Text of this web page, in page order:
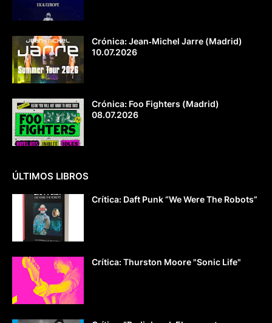
Crónica: Jean‐Michel Jarre (Madrid)
10.07.2026
Crónica: Foo Fighters (Madrid)
08.07.2026
ÚLTIMOS LIBROS
Crítica: Daft Punk “We Were The Robots”
Crítica: Thurston Moore "Sonic Life"